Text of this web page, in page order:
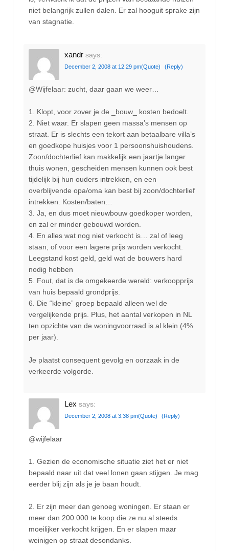
niet belangrijk zullen dalen. Er zal hooguit sprake zijn
van stagnatie.
xandr says:
December 2, 2008 at 12:29 pm(Quote) (Reply)
@Wijfelaar: zucht, daar gaan we weer…
1. Klopt, voor zover je de _bouw_ kosten bedoelt.
2. Niet waar. Er slapen geen massa’s mensen op
straat. Er is slechts een tekort aan betaalbare villa’s
en goedkope huisjes voor 1 persoonshuishoudens.
Zoon/dochterlief kan makkelijk een jaartje langer
thuis wonen, gescheiden mensen kunnen ook best
tijdelijk bij hun ouders intrekken, en een
overblijvende opa/oma kan best bij zoon/dochterlief
intrekken. Kosten/baten…
3. Ja, en dus moet nieuwbouw goedkoper worden,
en zal er minder gebouwd worden.
4. En alles wat nog niet verkocht is… zal of leeg
staan, of voor een lagere prijs worden verkocht.
Leegstand kost geld, geld wat de bouwers hard
nodig hebben
5. Fout, dat is de omgekeerde wereld: verkoopprijs
van huis bepaald grondprijs.
6. Die “kleine” groep bepaald alleen wel de
vergelijkende prijs. Plus, het aantal verkopen in NL
ten opzichte van de woningvoorraad is al klein (4%
per jaar).
Je plaatst consequent gevolg en oorzaak in de
verkeerde volgorde.
Lex says:
December 2, 2008 at 3:38 pm(Quote) (Reply)
@wijfelaar
1. Gezien de economische situatie ziet het er niet
bepaald naar uit dat veel lonen gaan stijgen. Je mag
eerder blij zijn als je je baan houdt.
2. Er zijn meer dan genoeg woningen. Er staan er
meer dan 200.000 te koop die ze nu al steeds
moeilijker verkocht krijgen. En er slapen maar
weinigen op straat desondanks.